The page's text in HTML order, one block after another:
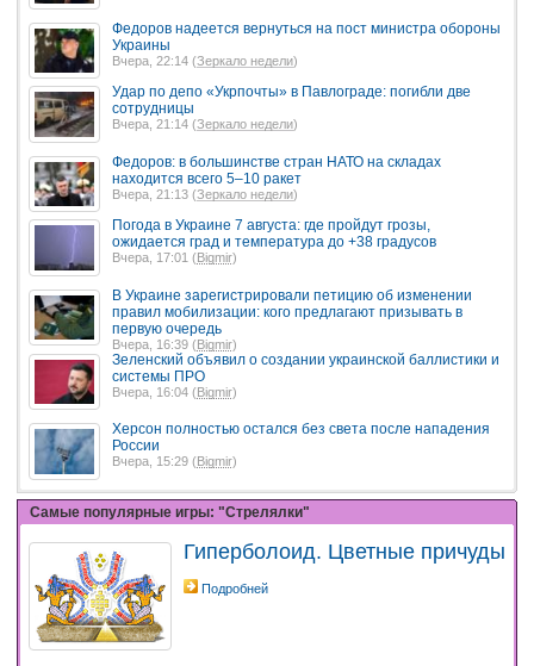
Федоров надеется вернуться на пост министра обороны
Украины
Вчера, 22:14 (Зеркало недели)
Удар по депо «Укрпочты» в Павлограде: погибли две
сотрудницы
Вчера, 21:14 (Зеркало недели)
Федоров: в большинстве стран НАТО на складах
находится всего 5–10 ракет
Вчера, 21:13 (Зеркало недели)
Погода в Украине 7 августа: где пройдут грозы,
ожидается град и температура до +38 градусов
Вчера, 17:01 ( Bigmir)
В Украине зарегистрировали петицию об изменении
правил мобилизации: кого предлагают призывать в
первую очередь
Вчера, 16:39 (Bigmir)
Зеленский объявил о создании украинской баллистики и
системы ПРО
Вчера, 16:04 (Bigmir)
Херсон полностью остался без света после нападения
России
Вчера, 15:29 ( Bigmir)
Самые популярные игры: "Стрелялки"
Гиперболоид. Цветные причуды
Подробней